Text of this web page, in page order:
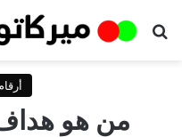
بحث عن
من هو هداف